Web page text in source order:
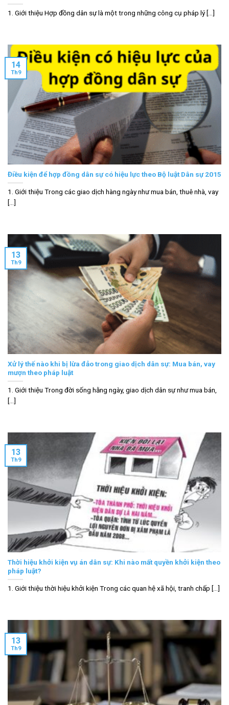
1. Giới thiệu Hợp đồng dân sự là một trong những công cụ pháp lý [...]
Điều kiện để hợp đồng dân sự có hiệu lực theo Bộ luật Dân sự 2015
1. Giới thiệu Trong các giao dịch hàng ngày như mua bán, thuê nhà, vay
[...]
14
Th9
Xử lý thế nào khi bị lừa đảo trong giao dịch dân sự: Mua bán, vay
mượn theo pháp luật
1. Giới thiệu Trong đời sống hằng ngày, giao dịch dân sự như mua bán,
[...]
13
Th9
Thời hiệu khởi kiện vụ án dân sự: Khi nào mất quyền khởi kiện theo
pháp luật?
1. Giới thiệu thời hiệu khởi kiện Trong các quan hệ xã hội, tranh chấp [...]
13
Th9
13
Th9